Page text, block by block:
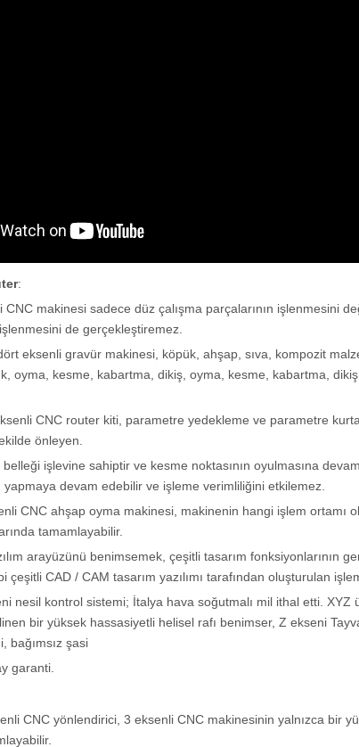
:
makinesi sadece düz çalışma parçalarının işlenmesini
de gerçekleştiremez.
eksenli gravür makinesi, köpük, ahşap, sıva, kompozit
oyma, kesme, kabartma, dikiş, oyma, kesme, kabartma,
CNC router kiti, parametre yedekleme ve parametre
önleyen.
belleği işlevine sahiptir ve kesme noktasının oyulmasına
devam edebilir ve işleme verimliliğini etkilemez.
CNC ahşap oyma makinesi, makinenin hangi işlem ortamı
tamamlayabilir.
arayüzünü benimsemek, çeşitli tasarım fonksiyonlarının
CAD / CAM tasarım yazılımı tarafından oluşturulan
nesil kontrol sistemi; İtalya hava soğutmalı mil ithal etti. XYZ
bir yüksek hassasiyetli helisel rafı benimser, Z ekseni
bağımsız şasi
garanti.
CNC yönlendirici, 3 eksenli CNC makinesinin yalnızca bir